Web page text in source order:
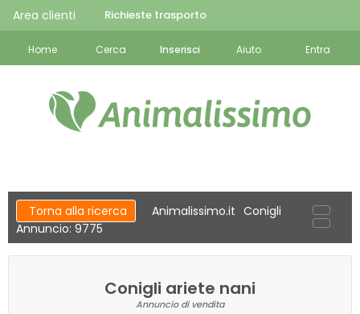
Area clienti Richieste trasporto
Home Cerca Inserisci Aiuto Entra
Torna alla ricerca Animalissimo.it Conigli
Annuncio: 9775
Conigli ariete nani
Annuncio di vendita